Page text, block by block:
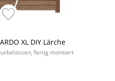
XL DIY Lärche
fertig montiert